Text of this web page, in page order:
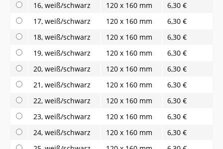
16, weiß/schwarz
120 x 160 mm
6,30 €
17, weiß/schwarz
120 x 160 mm
6,30 €
18, weiß/schwarz
120 x 160 mm
6,30 €
19, weiß/schwarz
120 x 160 mm
6,30 €
20, weiß/schwarz
120 x 160 mm
6,30 €
21, weiß/schwarz
120 x 160 mm
6,30 €
22, weiß/schwarz
120 x 160 mm
6,30 €
23, weiß/schwarz
120 x 160 mm
6,30 €
24, weiß/schwarz
120 x 160 mm
6,30 €